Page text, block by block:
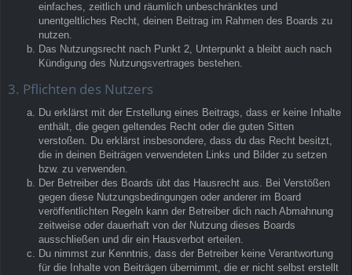
einfaches, zeitlich und räumlich unbeschränktes und
unentgeltliches Recht, deinen Beitrag im Rahmen des Boards zu
nutzen.
Das Nutzungsrecht nach Punkt 2, Unterpunkt a bleibt auch nach
Kündigung des Nutzungsvertrages bestehen.
3. Pflichten des Nutzers
Du erklärst mit der Erstellung eines Beitrags, dass er keine Inhalte
enthält, die gegen geltendes Recht oder die guten Sitten
verstoßen. Du erklärst insbesondere, dass du das Recht besitzt,
die in deinen Beiträgen verwendeten Links und Bilder zu setzen
bzw. zu verwenden.
Der Betreiber des Boards übt das Hausrecht aus. Bei Verstößen
gegen diese Nutzungsbedingungen oder anderer im Board
veröffentlichten Regeln kann der Betreiber dich nach Abmahnung
zeitweise oder dauerhaft von der Nutzung dieses Boards
ausschließen und dir ein Hausverbot erteilen.
Du nimmst zur Kenntnis, dass der Betreiber keine Verantwortung
für die Inhalte von Beiträgen übernimmt, die er nicht selbst erstellt